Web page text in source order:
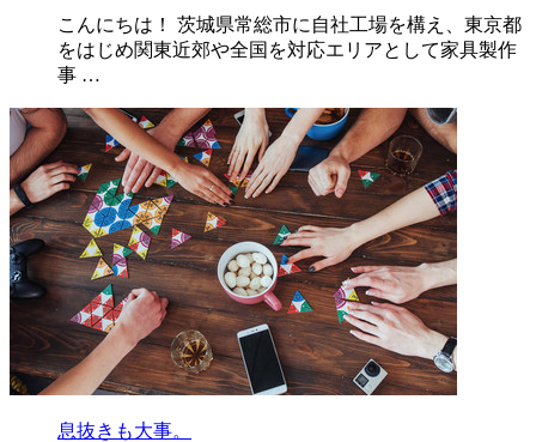
こんにちは！ 茨城県常総市に自社工場を構え、東京都
をはじめ関東近郊や全国を対応エリアとして家具製作
事 …
息抜きも大事。